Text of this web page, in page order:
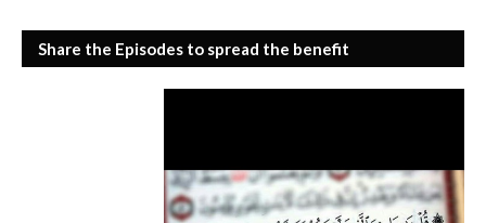
Share the Episodes to spread the benefit